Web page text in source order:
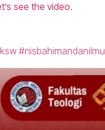
see the video.
#nisbahimandanilmu